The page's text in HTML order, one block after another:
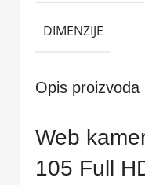
DIMENZIJE
Opis proizvoda
Web
105 Full